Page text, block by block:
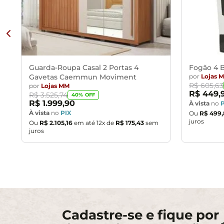
Guarda-Roupa Casal 2 Portas 4
Gavetas Caemmun Moviment
por Lojas MM
R$ 3.525,74 40% OFF
R$ 1.999,90
À vista no PIX
Ou R$ 2.105,16 em até 12x de R$ 175,43 sem
juros
Fogão 4
por Lojas
R$ 605,63
R$ 449,
À vista no
Ou R$ 499,
juros
Cadastre-se e fique por